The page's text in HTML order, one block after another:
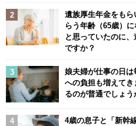
遺族厚生年金をもら
らう年齢（65歳）
と思っていたのに
ですか？
娘夫婦が仕事の日
への負担も増えて
るのが普通でしょう
4歳の息子と「新幹